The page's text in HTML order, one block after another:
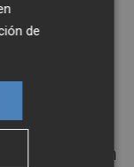
que
con 93
Acosta
en
Jorge Martín
de